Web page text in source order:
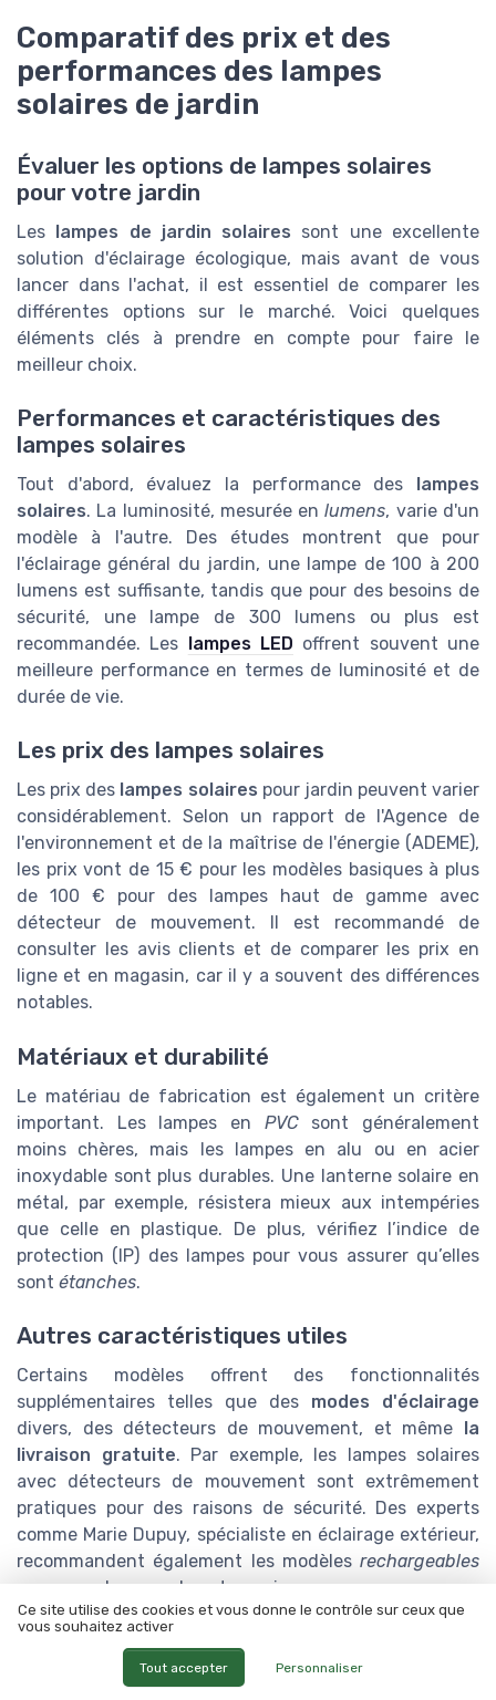
Comparatif des prix et des
performances des lampes
solaires de jardin
Évaluer les options de lampes solaires
pour votre jardin
Les lampes de jardin solaires sont une excellente
solution d'éclairage écologique, mais avant de vous
lancer dans l'achat, il est essentiel de comparer les
différentes options sur le marché. Voici quelques
éléments clés à prendre en compte pour faire le
meilleur choix.
Performances et caractéristiques des
lampes solaires
Tout d'abord, évaluez la performance des lampes
solaires. La luminosité, mesurée enlumens, varie d'un
modèle à l'autre. Des études montrent que pour
l'éclairage général du jardin, une lampe de 100 à 200
lumens est suffisante, tandis que pour des besoins de
sécurité, une lampe de 300 lumens ou plus est
recommandée. Les lampes LED offrent souvent une
meilleure performance en termes de luminosité et de
durée de vie.
Les prix des lampes solaires
Les prix des lampes solaires pour jardin peuvent varier
considérablement. Selon un rapport de l'Agence de
l'environnement et de la maîtrise de l'énergie (ADEME),
les prix vont de 15 € pour les modèles basiques à plus
de 100 € pour des lampes haut de gamme avec
détecteur de mouvement. Il est recommandé de
consulter les avis clients et de comparer les prix en
ligne et en magasin, car il y a souvent des différences
notables.
Matériaux et durabilité
Le matériau de fabrication est également un critère
important. Les lampes en PVCsont généralement
moins chères, mais les lampes en alu ou en acier
inoxydable sont plus durables. Une lanterne solaire en
métal, par exemple, résistera mieux aux intempéries
que celle en plastique. De plus, vérifiez l’indice de
protection (IP) des lampes pour vous assurer qu’elles
sont étanches.
Autres caractéristiques utiles
Certains modèles offrent des fonctionnalités
supplémentaires telles que des modes d'éclairage
divers, des détecteurs de mouvement, et même la
livraison gratuite. Par exemple, les lampes solaires
avec détecteurs de mouvement sont extrêmement
pratiques pour des raisons de sécurité. Des experts
comme Marie Dupuy, spécialiste en éclairage extérieur,
recommandent également les modèles rechargeables
pour une plus grande autonomie.
Avec ces critères en tête, vous serez mieux équipé
pour choisir une lampe qui conviendra parfaitement à
vos besoins enéclairage solaire
Ce site utilise des cookies et vous donne le contrôle sur ceux que
vous souhaitez activer
Tout accepter Personnaliser